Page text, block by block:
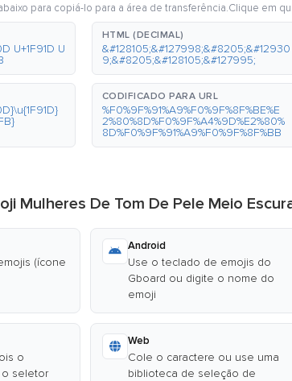
para copiá-lo para a área de transferência.Clique em
U+1F91D U
HTML (DECIMAL)
&#128105;&#127998;&#8205;&#12930
9;&#8205;&#128105;&#127995;
CODIFICADO PARA URL
%F0%9F%91%A9%F0%9F%8F%BE%E
2%80%8D%F0%9F%A4%9D%E2%80%
8D%F0%9F%91%A9%F0%9F%8F%BB
Mulheres De Tom De Pele Meio
(ícone
Android
Use o teclado de emojis do
Gboard ou digite o nome do
emoji
o
seletor
Web
Cole o caractere ou use uma
biblioteca de seleção de